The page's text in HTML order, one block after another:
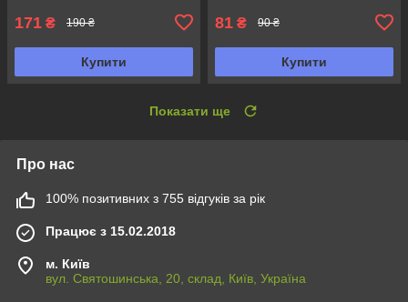
171 ₴ 190 ₴
Купити
81 ₴ 90 ₴
Купити
Показати ще
Про нас
100% позитивних з 755 відгуків за рік
Працює з 15.02.2018
м. Київ
вул. Святошинська, 20, склад, Київ, Україна